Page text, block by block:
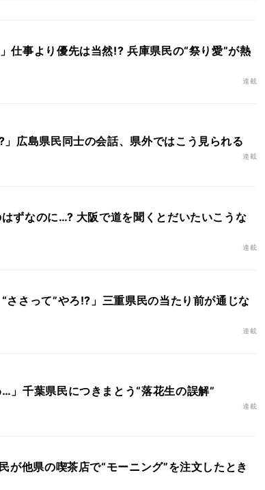
仕事より優先は当然!? 兵庫県民の“祭り愛”が熱
連載
」広島県民同士の会話、県外ではこう見られる
連載
はずなのに…? 大阪で道を聞くとだいたいこうな
連載
“ささって”やろ!?」三重県民の当たり前が通じな
連載
…」千葉県民につきまとう“落花生の誤解”
連載
が他県の喫茶店で“モーニング”を注文したとき